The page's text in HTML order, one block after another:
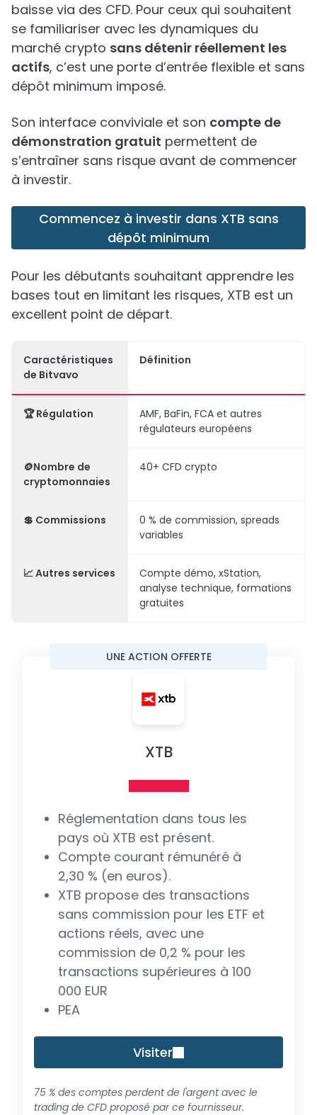
baisse via des CFD. Pour ceux qui souhaitent
se familiariser avec les dynamiques du
marché crypto sans détenir réellement les
actifs, c’est une porte d’entrée flexible et sans
dépôt minimum imposé.
Son interface conviviale et son compte de
démonstration gratuit permettent de
s’entraîner sans risque avant de commencer
à investir.
Commencez à investir dans XTB sans
dépôt minimum
Pour les débutants souhaitant apprendre les
bases tout en limitant les risques, XTB est un
excellent point de départ.
Caractéristiques
de Bitvavo
Définition
🏆 Régulation
AMF, BaFin, FCA et autres
régulateurs européens
🪙Nombre de
cryptomonnaies
40+ CFD crypto
💲 Commissions
0 % de commission, spreads
variables
📈 Autres services
Compte démo, xStation,
analyse technique, formations
gratuites
UNE ACTION OFFERTE
XTB
Réglementation dans tous les
pays où XTB est présent.
Compte courant rémunéré à
2,30 % (en euros).
XTB propose des transactions
sans commission pour les ETF et
actions réels, avec une
commission de 0,2 % pour les
transactions supérieures à 100
000 EUR
PEA
Visiter
75 % des comptes perdent de l'argent avec le
trading de CFD proposé par ce fournisseur.